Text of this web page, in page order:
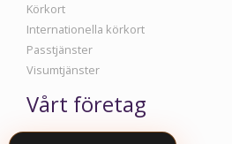
Körkort
Internationella körkort
Passtjänster
Visumtjänster
Vårt företag